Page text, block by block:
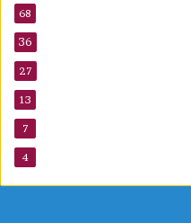
68
36
27
13
7
4